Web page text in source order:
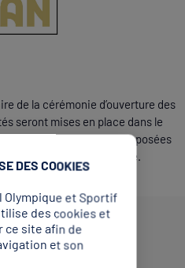
de la cérémonie d’ouverture des
seront mises en place dans le
de cecifoot seront proposées
parvis de l’Hôtel de Ville.
Mondiaux
DES COOKIES
Olympique et Sportif
des cookies et
ce site afin de
et son